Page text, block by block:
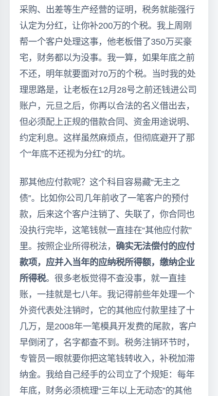
采购、出差等生产经营的证明，税务就能强行
认定为分红，让你补200万的个税。我上周刚
帮一个客户处理这事，他老板借了350万买豪
宅，财务都以为没事。我一算，如果年底之前
不还，明年就要面对70万的个税。当时我的处
理思路是，让老板在12月28号之前还钱进公司
账户，元旦之后，你再以合法的名义借出去，
但必须配上正规的借款合同、资金用途说明、
约定利息。这样虽然麻烦点，但彻底避开了那
个“年底不还视为分红”的坑。
那其他应付款呢？这个科目容易藏“无主之
债”。比如你公司几年前收了一笔客户的预付
款，后来这个客户注销了、失联了，你合同也
没执行完毕，这笔钱就一直挂在“其他应付款”
里。按照企业所得税法， 确实无法偿付的应付
款项，应并入当年的应纳税所得额，缴纳企业
所得税。很多老板觉得不查没事，就一直挂
账，一挂就是七八年。我记得前些年处理一个
外资代表处注销时，它的其他应付款里挂了十
几万，是2008年一笔模具开发费的尾款，客户
早倒闭了，名字都查不到。税务注销环节时，
专管员一眼就要你把这笔钱转收入，补税加滞
纳金。我给自己经手的公司立了个规矩：每年
年底，财务必须梳理“三年以上无动态”的其他